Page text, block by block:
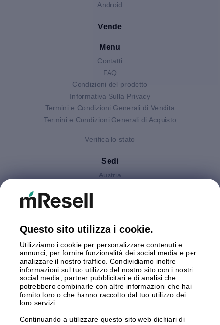
Android
Vende
Menu
Contatti
FAQ
Condizioni del prodotto
Informativa Sulla Privacy
Termini e Condizioni Generali di Vendita
Termini e Condizioni Generali di Acquisto
Verifica lo stato
Sedi
Austria
Gran Bretagna
Olanda
Polonia
Spagna
Svezia
Pagamento
Questo sito utilizza i cookie.
Utilizziamo i cookie per personalizzare contenuti e
annunci, per fornire funzionalità dei social media e per
analizzare il nostro traffico. Condividiamo inoltre
informazioni sul tuo utilizzo del nostro sito con i nostri
social media, partner pubblicitari e di analisi che
potrebbero combinarle con altre informazioni che hai
fornito loro o che hanno raccolto dal tuo utilizzo dei
loro servizi.
Continuando a utilizzare questo sito web dichiari di